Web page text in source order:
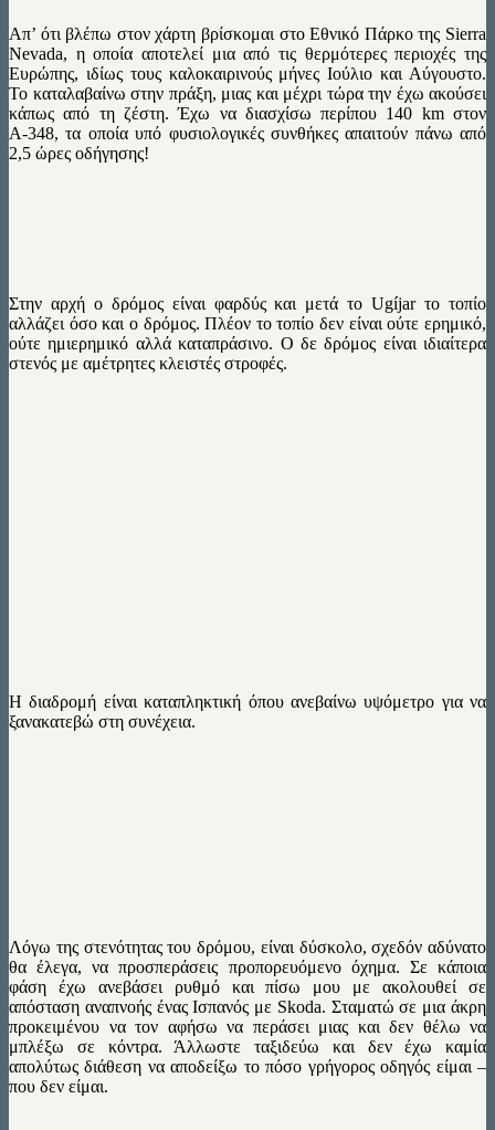
Απ’ ότι βλέπω στον χάρτη βρίσκομαι στο Εθνικό Πάρκο της Sierra
Nevada, η οποία αποτελεί μια από τις θερμότερες περιοχές της
Ευρώπης, ιδίως τους καλοκαιρινούς μήνες Ιούλιο και Αύγουστο.
Το καταλαβαίνω στην πράξη, μιας και μέχρι τώρα την έχω ακούσει
κάπως από τη ζέστη. Έχω να διασχίσω περίπου 140 km στον
Α-348, τα οποία υπό φυσιολογικές συνθήκες απαιτούν πάνω από
2,5 ώρες οδήγησης!
Στην αρχή ο δρόμος είναι φαρδύς και μετά το Ugíjar το τοπίο
αλλάζει όσο και ο δρόμος. Πλέον το τοπίο δεν είναι ούτε ερημικό,
ούτε ημιερημικό αλλά καταπράσινο. Ο δε δρόμος είναι ιδιαίτερα
στενός με αμέτρητες κλειστές στροφές.
Η διαδρομή είναι καταπληκτική όπου ανεβαίνω υψόμετρο για να
ξανακατεβώ στη συνέχεια.
Λόγω της στενότητας του δρόμου, είναι δύσκολο, σχεδόν αδύνατο
θα έλεγα, να προσπεράσεις προπορευόμενο όχημα. Σε κάποια
φάση έχω ανεβάσει ρυθμό και πίσω μου με ακολουθεί σε
απόσταση αναπνοής ένας Ισπανός με Skoda. Σταματώ σε μια άκρη
προκειμένου να τον αφήσω να περάσει μιας και δεν θέλω να
μπλέξω σε κόντρα. Άλλωστε ταξιδεύω και δεν έχω καμία
απολύτως διάθεση να αποδείξω το πόσο γρήγορος οδηγός είμαι –
που δεν είμαι.